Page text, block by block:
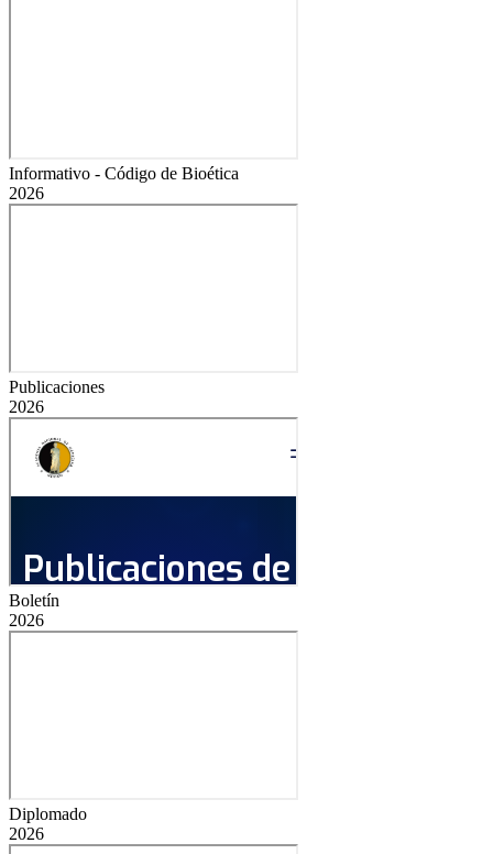
Informativo - Código de Bioética
2026
Publicaciones
2026
Boletín
2026
Diplomado
2026